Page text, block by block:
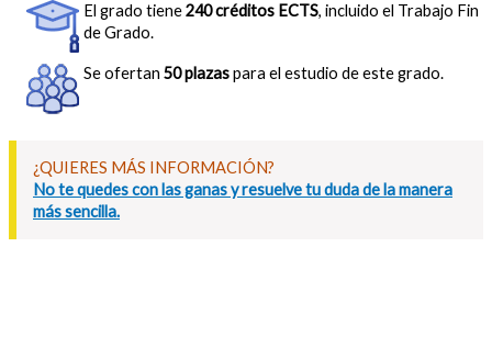
El grado tiene240 créditos ECTS, incluido el Trabajo Fin
de Grado.
Se ofertan 50 plazaspara el estudio de este grado.
¿QUIERES MÁS INFORMACIÓN?
No te quedes con las ganas y resuelve tu duda de la manera
más sencilla.